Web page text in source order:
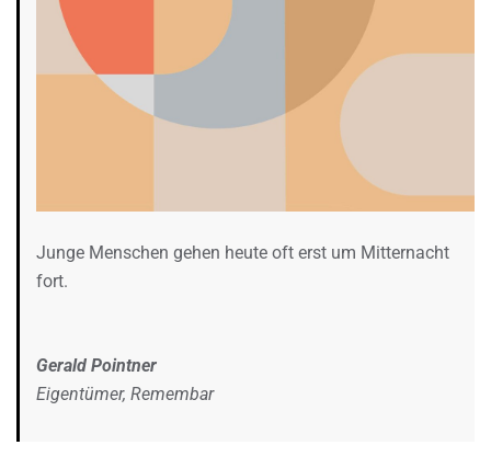
Junge Menschen gehen heute oft erst um Mitternacht
fort.
Gerald Pointner
Eigentümer, Remembar